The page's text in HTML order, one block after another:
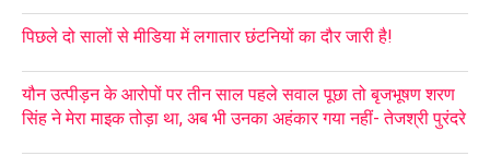
पिछले दो सालों से मीडिया में लगातार छंटनियों का दौर जारी है!
यौन उत्पीड़न के आरोपों पर तीन साल पहले सवाल पूछा तो बृजभूषण शरण
सिंह ने मेरा माइक तोड़ा था, अब भी उनका अहंकार गया नहीं- तेजश्री पुरंदरे